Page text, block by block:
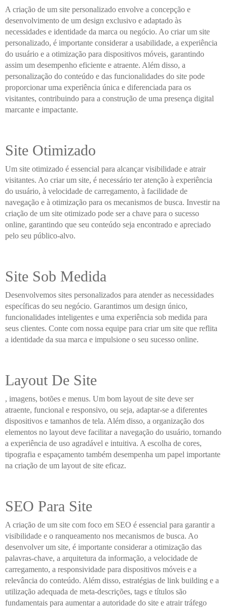
A criação de um site personalizado envolve a concepção e
desenvolvimento de um design exclusivo e adaptado às
necessidades e identidade da marca ou negócio. Ao criar um site
personalizado, é importante considerar a usabilidade, a experiência
do usuário e a otimização para dispositivos móveis, garantindo
assim um desempenho eficiente e atraente. Além disso, a
personalização do conteúdo e das funcionalidades do site pode
proporcionar uma experiência única e diferenciada para os
visitantes, contribuindo para a construção de uma presença digital
marcante e impactante.
Site Otimizado
Um site otimizado é essencial para alcançar visibilidade e atrair
visitantes. Ao criar um site, é necessário ter atenção à experiência
do usuário, à velocidade de carregamento, à facilidade de
navegação e à otimização para os mecanismos de busca. Investir na
criação de um site otimizado pode ser a chave para o sucesso
online, garantindo que seu conteúdo seja encontrado e apreciado
pelo seu público-alvo.
Site Sob Medida
Desenvolvemos sites personalizados para atender as necessidades
específicas do seu negócio. Garantimos um design único,
funcionalidades inteligentes e uma experiência sob medida para
seus clientes. Conte com nossa equipe para criar um site que reflita
a identidade da sua marca e impulsione o seu sucesso online.
Layout De Site
, imagens, botões e menus. Um bom layout de site deve ser
atraente, funcional e responsivo, ou seja, adaptar-se a diferentes
dispositivos e tamanhos de tela. Além disso, a organização dos
elementos no layout deve facilitar a navegação do usuário, tornando
a experiência de uso agradável e intuitiva. A escolha de cores,
tipografia e espaçamento também desempenha um papel importante
na criação de um layout de site eficaz.
SEO Para Site
A criação de um site com foco em SEO é essencial para garantir a
visibilidade e o ranqueamento nos mecanismos de busca. Ao
desenvolver um site, é importante considerar a otimização das
palavras-chave, a arquitetura da informação, a velocidade de
carregamento, a responsividade para dispositivos móveis e a
relevância do conteúdo. Além disso, estratégias de link building e a
utilização adequada de meta-descrições, tags e títulos são
fundamentais para aumentar a autoridade do site e atrair tráfego